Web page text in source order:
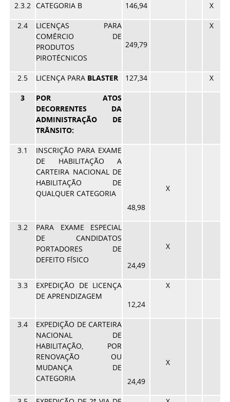
2.3.2 CATEGORIA B 146,94 X
2.4
LICENÇAS PARA
COMÉRCIO DE
PRODUTOS
PIROTÉCNICOS
249,79
X
2.5 LICENÇA PARA BLASTER 127,34 X
3
POR ATOS
DECORRENTES DA
ADMINISTRAÇÃO DE
TRÂNSITO:
3.1
INSCRIÇÃO PARA EXAME
DE HABILITAÇÃO A
CARTEIRA NACIONAL DE
HABILITAÇÃO DE
QUALQUER CATEGORIA
48,98
X
3.2
PARA EXAME ESPECIAL
DE CANDIDATOS
PORTADORES DE
DEFEITO FÍSICO
24,49
X
3.3
EXPEDIÇÃO DE LICENÇA
DE APRENDIZAGEM
12,24
X
3.4
EXPEDIÇÃO DE CARTEIRA
NACIONAL DE
HABILITAÇÃO, POR
RENOVAÇÃO OU
MUDANÇA DE
CATEGORIA
24,49
X